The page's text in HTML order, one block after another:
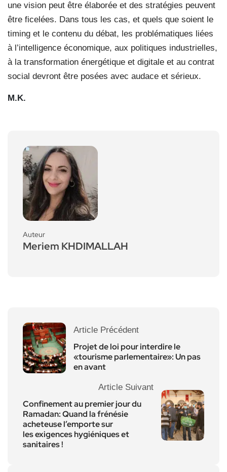
une vision peut être élaborée et des stratégies peuvent
être ficelées. Dans tous les cas, et quels que soient le
timing et le contenu du débat, les problématiques liées
à l’intelligence économique, aux politiques industrielles,
à la transformation énergétique et digitale et au contrat
social devront être posées avec audace et sérieux.
M.K.
Auteur
Meriem KHDIMALLAH
Article Précédent
Projet de loi pour interdire le
«tourisme parlementaire»: Un pas
en avant
Article Suivant
Confinement au premier jour du
Ramadan: Quand la frénésie
acheteuse l’emporte sur
les exigences hygiéniques et
sanitaires !